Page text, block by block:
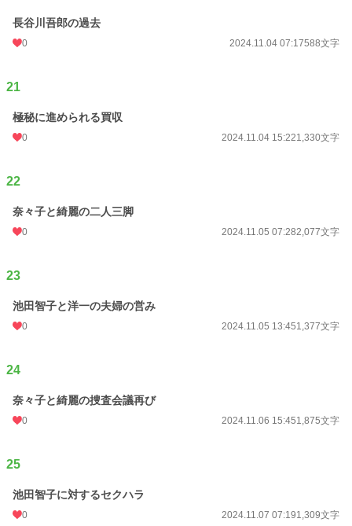
長谷川吾郎の過去
0 2024.11.04 07:17588文字
21
極秘に進められる買収
0 2024.11.04 15:221,330文字
22
奈々子と綺麗の二人三脚
0 2024.11.05 07:282,077文字
23
池田智子と洋一の夫婦の営み
0 2024.11.05 13:451,377文字
24
奈々子と綺麗の捜査会議再び
0 2024.11.06 15:451,875文字
25
池田智子に対するセクハラ
0 2024.11.07 07:191,309文字